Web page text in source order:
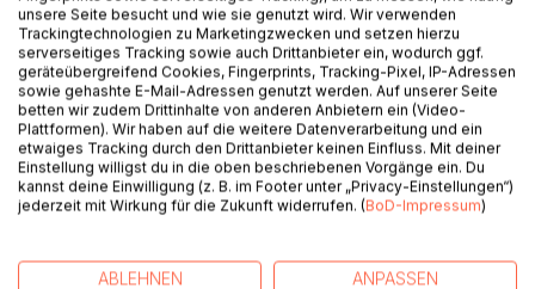
oder auf der paradiesischen Insel Bird.
Kommen Sie mit an die schönsten Strände der Welt ...
fotolulu
AUTOR/IN
PRESSESTIMMEN
REZENSIONEN
unsere Seite besucht und wie sie genutzt wird. Wir verwenden
Trackingtechnologien zu Marketingzwecken und setzen hierzu
serverseitiges Tracking sowie auch Drittanbieter ein, wodurch ggf.
geräteübergreifend Cookies, Fingerprints, Tracking-Pixel, IP-Adressen
sowie gehashte E-Mail-Adressen genutzt werden. Auf unserer Seite
betten wir zudem Drittinhalte von anderen Anbietern ein (Video-
Plattformen). Wir haben auf die weitere Datenverarbeitung und ein
etwaiges Tracking durch den Drittanbieter keinen Einfluss. Mit deiner
Einstellung willigst du in die oben beschriebenen Vorgänge ein. Du
kannst deine Einwilligung (z. B. im Footer unter „Privacy-Einstellungen“)
jederzeit mit Wirkung für die Zukunft widerrufen. (BoD-Impressum)
ABLEHNEN ANPASSEN